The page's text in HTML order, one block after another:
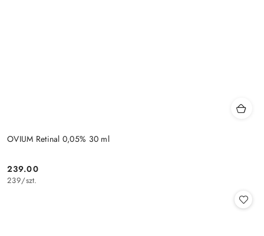
OVIUM Retinal 0,05% 30 ml
Cena:
239.00
239/szt.